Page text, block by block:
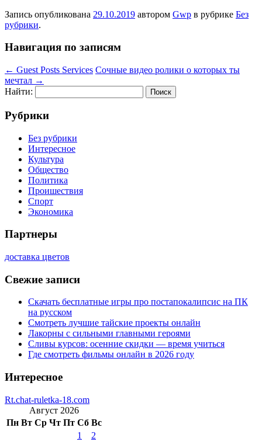
Запись опубликована 29.10.2019 автором Gwp в рубрике Без
рубрики.
Навигация по записям
← Guest Posts Services Сочные видео ролики о которых ты
мечтал →
Найти:
Рубрики
Без рубрики
Интересное
Культура
Общество
Политика
Проишествия
Спорт
Экономика
Партнеры
доставка цветов
Свежие записи
Скачать бесплатные игры про постапокалипсис на ПК
на русском
Смотреть лучшие тайские проекты онлайн
Лакорны с сильными главными героями
Сливы курсов: осенние скидки — время учиться
Где смотреть фильмы онлайн в 2026 году
Интересное
Rt.chat-ruletka-18.com
Август 2026
Пн Вт Ср Чт Пт Сб Вс
1
2